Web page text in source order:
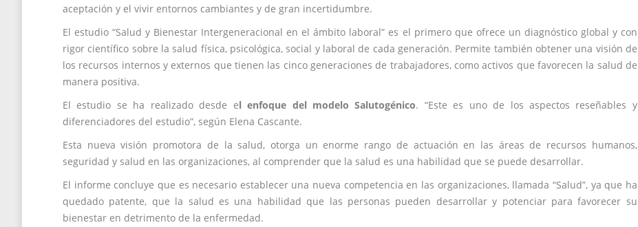
aceptación y el vivir entornos cambiantes y de gran incertidumbre.
El estudio “Salud y Bienestar Intergeneracional en el ámbito laboral” es el primero que ofrece un diagnóstico global y con
rigor científico sobre la salud física, psicológica, social y laboral de cada generación. Permite también obtener una visión de
los recursos internos y externos que tienen las cinco generaciones de trabajadores, como activos que favorecen la salud de
manera positiva.
El estudio se ha realizado desde el enfoque del modelo Salutogénico. “Este es uno de los aspectos reseñables y
diferenciadores del estudio”, según Elena Cascante.
Esta nueva visión promotora de la salud, otorga un enorme rango de actuación en las áreas de recursos humanos,
seguridad y salud en las organizaciones, al comprender que la salud es una habilidad que se puede desarrollar.
El informe concluye que es necesario establecer una nueva competencia en las organizaciones, llamada “Salud”, ya que ha
quedado patente, que la salud es una habilidad que las personas pueden desarrollar y potenciar para favorecer su
bienestar en detrimento de la enfermedad.